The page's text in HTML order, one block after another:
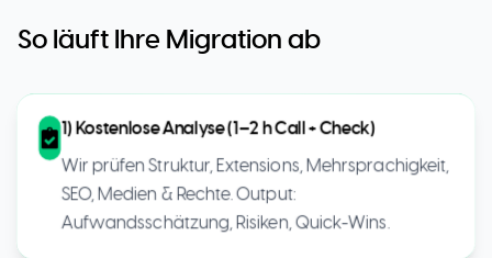
So läuft Ihre Migration ab
1) Kostenlose Analyse (1–2 h Call + Check)
Wir prüfen Struktur, Extensions, Mehrsprachigkeit,
SEO, Medien & Rechte. Output:
Aufwandsschätzung, Risiken, Quick-Wins.